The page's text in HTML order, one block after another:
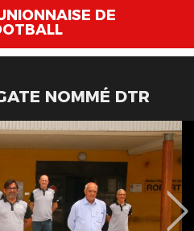
DE
NOMMÉ DTR